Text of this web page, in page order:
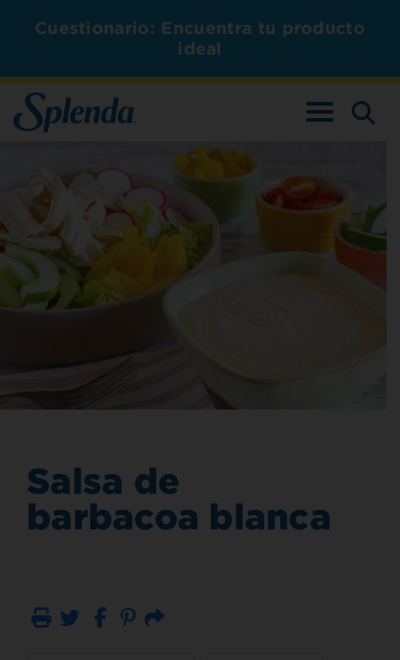
Cuestionario: Encuentra tu producto
ideal
ALTERNAR
Salsa de
barbacoa blanca
Imprimir Correo electrónico